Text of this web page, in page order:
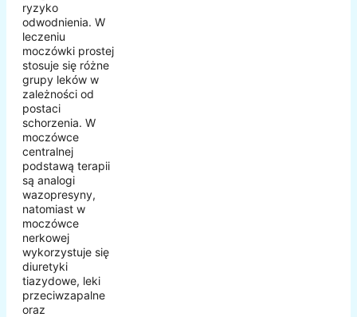
ryzyko
odwodnienia. W
leczeniu
moczówki prostej
stosuje się różne
grupy leków w
zależności od
postaci
schorzenia. W
moczówce
centralnej
podstawą terapii
są analogi
wazopresyny,
natomiast w
moczówce
nerkowej
wykorzystuje się
diuretyki
tiazydowe, leki
przeciwzapalne
oraz